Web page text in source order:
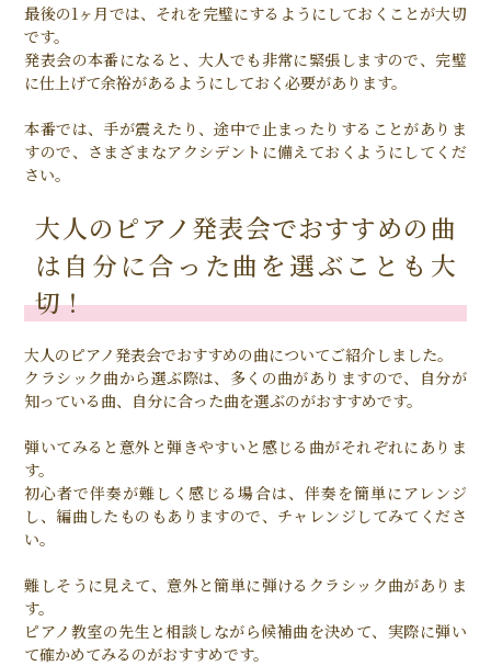
最後の1ヶ月では、それを完璧にするようにしておくことが大切
です。
発表会の本番になると、大人でも非常に緊張しますので、完璧
に仕上げて余裕があるようにしておく必要があります。
本番では、手が震えたり、途中で止まったりすることがありま
すので、さまざまなアクシデントに備えておくようにしてくだ
さい。
大人のピアノ発表会でおすすめの曲
は自分に合った曲を選ぶことも大
切！
大人のピアノ発表会でおすすめの曲についてご紹介しました。
クラシック曲から選ぶ際は、多くの曲がありますので、自分が
知っている曲、自分に合った曲を選ぶのがおすすめです。
弾いてみると意外と弾きやすいと感じる曲がそれぞれにありま
す。
初心者で伴奏が難しく感じる場合は、伴奏を簡単にアレンジ
し、編曲したものもありますので、チャレンジしてみてくださ
い。
難しそうに見えて、意外と簡単に弾けるクラシック曲がありま
す。
ピアノ教室の先生と相談しながら候補曲を決めて、実際に弾い
て確かめてみるのがおすすめです。